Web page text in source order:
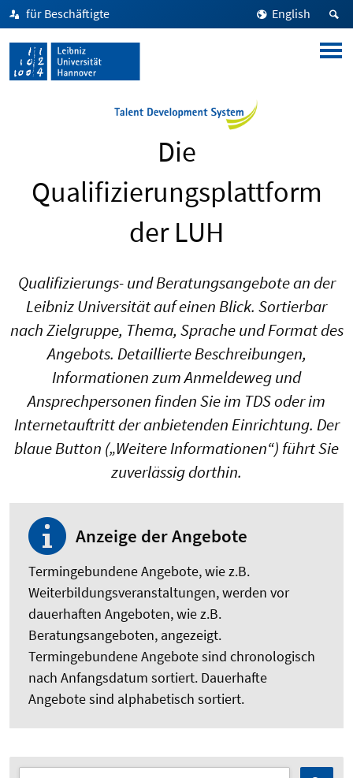
für Beschäftigte English
Die
Qualifizierungsplattform
der LUH
Qualifizierungs- und Beratungsangebote an der
Leibniz Universität auf einen Blick. Sortierbar
nach Zielgruppe, Thema, Sprache und Format des
Angebots. Detaillierte Beschreibungen,
Informationen zum Anmeldeweg und
Ansprechpersonen finden Sie im TDS oder im
Internetauftritt der anbietenden Einrichtung. Der
blaue Button („Weitere Informationen“) führt Sie
zuverlässig dorthin.
Anzeige der Angebote
Termingebundene Angebote, wie z.B.
Weiterbildungsveranstaltungen, werden vor
dauerhaften Angeboten, wie z.B.
Beratungsangeboten, angezeigt.
Termingebundene Angebote sind chronologisch
nach Anfangsdatum sortiert. Dauerhafte
Angebote sind alphabetisch sortiert.